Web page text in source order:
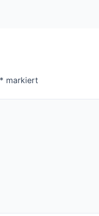
* markiert